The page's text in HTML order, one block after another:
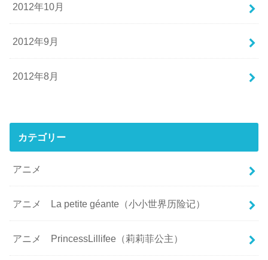
2012年10月
2012年9月
2012年8月
カテゴリー
アニメ
アニメ La petite géante（小小世界历险记）
アニメ PrincessLillifee（莉莉菲公主）